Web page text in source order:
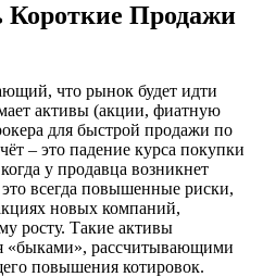
Короткие Продажи
что рынок будет идти
активы (акции, фиатную
для быстрой продажи по
– это падение курса покупки
у продавца возникнет
всегда повышенные риски,
новых компаний,
росту. Такие активы
«быками», рассчитывающими
повышения котировок.